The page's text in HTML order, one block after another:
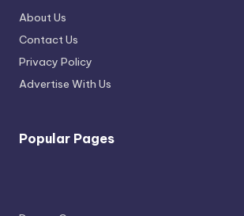
About Us
Contact Us
Privacy Policy
Advertise With Us
Popular Pages